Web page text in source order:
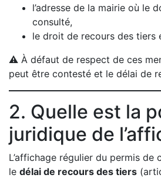
l’adresse de la mairie où le
consulté,
le droit de recours des tiers
⚠️ À défaut de respect de ces
peut être contesté et le délai de
2. Quelle est la
juridique de
L’affichage régulier du permis
le délai de recours des tiers